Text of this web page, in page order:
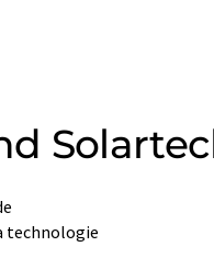
technologie